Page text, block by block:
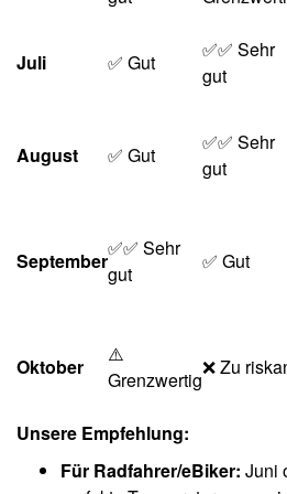
Juli ✅ Gut
✅✅ Sehr
gut
August ✅ Gut
✅✅ Sehr
gut
September
✅✅ Sehr
gut
✅ Gut
Oktober
⚠️
Grenzwertig
❌ Zu
Unsere Empfehlung:
Für Radfahrer/eBiker: Juni